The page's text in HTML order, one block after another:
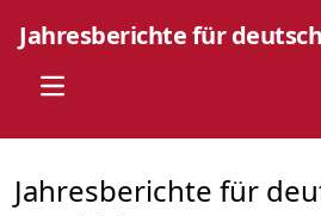
Jahresberichte für
Open main menu
Jahresberichte für